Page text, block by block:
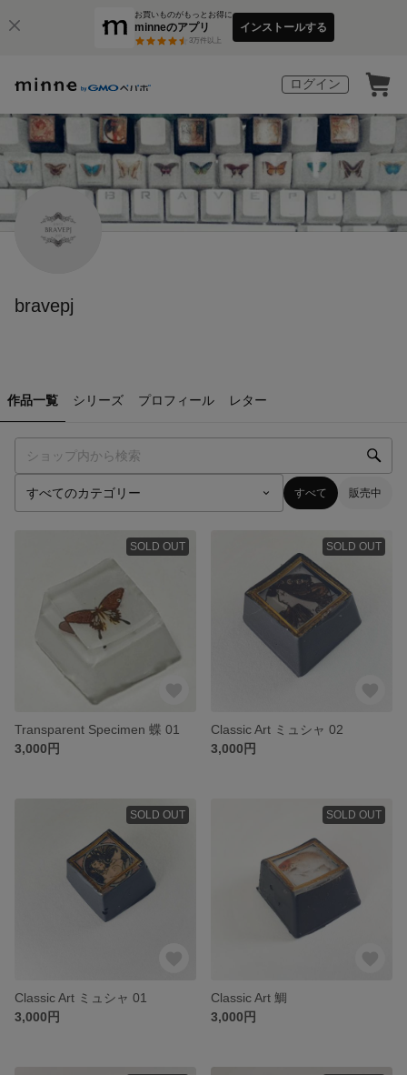
お買いものがもっとお得に
minneのアプリ
3万件以上
インストールする
ログイン
bravepj
作品一覧 シリーズ プロフィール レター
すべて 販売中
SOLD OUT
Transparent Specimen 蝶 01
3,000円
SOLD OUT
Classic Art ミュシャ 02
3,000円
SOLD OUT
Classic Art ミュシャ 01
3,000円
SOLD OUT
Classic Art 鯛
3,000円